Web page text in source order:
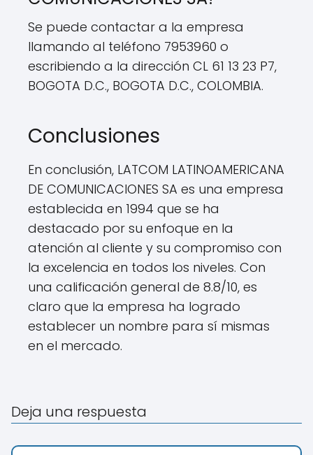
Se puede contactar a la empresa
llamando al teléfono 7953960 o
escribiendo a la dirección CL 61 13 23 P7,
BOGOTA D.C., BOGOTA D.C., COLOMBIA.
Conclusiones
En conclusión, LATCOM LATINOAMERICANA
DE COMUNICACIONES SA es una empresa
establecida en 1994 que se ha
destacado por su enfoque en la
atención al cliente y su compromiso con
la excelencia en todos los niveles. Con
una calificación general de 8.8/10, es
claro que la empresa ha logrado
establecer un nombre para sí mismas
en el mercado.
Deja una respuesta